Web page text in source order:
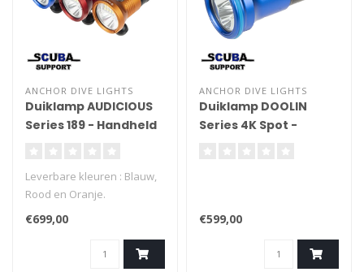
ANCHOR DIVE LIGHTS
Duiklamp AUDICIOUS
Series 189 - Handheld
Leverbare kleuren : Blauw,
Rood en Oranje.
€699,00
ANCHOR DIVE LIGHTS
Duiklamp DOOLIN
Series 4K Spot -
€599,00